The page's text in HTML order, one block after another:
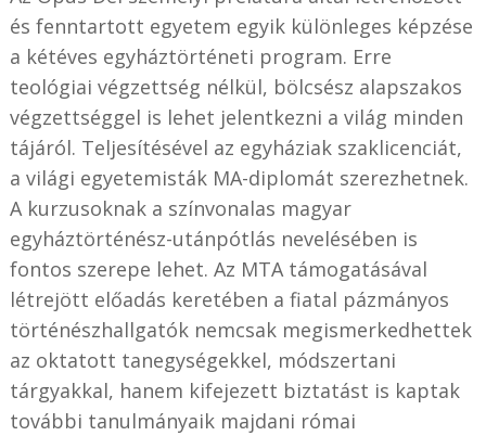
és fenntartott egyetem egyik különleges képzése
a kétéves egyháztörténeti program. Erre
teológiai végzettség nélkül, bölcsész alapszakos
végzettséggel is lehet jelentkezni a világ minden
tájáról. Teljesítésével az egyháziak szaklicenciát,
a világi egyetemisták MA-diplomát szerezhetnek.
A kurzusoknak a színvonalas magyar
egyháztörténész-utánpótlás nevelésében is
fontos szerepe lehet. Az MTA támogatásával
létrejött előadás keretében a fiatal pázmányos
történészhallgatók nemcsak megismerkedhettek
az oktatott tanegységekkel, módszertani
tárgyakkal, hanem kifejezett biztatást is kaptak
további tanulmányaik majdani római